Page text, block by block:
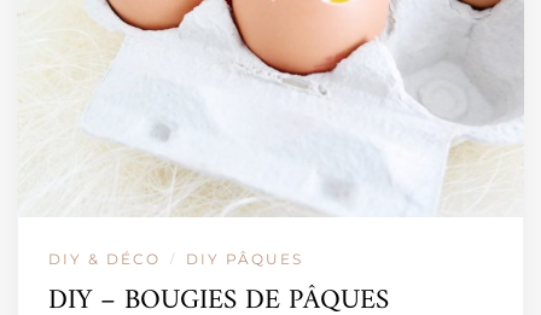
DIY & DÉCO / DIY PÂQUES
DIY – BOUGIES DE PÂQUES